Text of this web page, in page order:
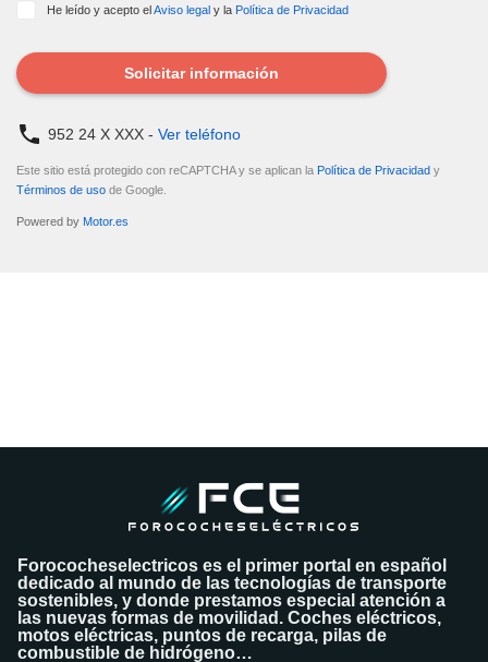
He leído y acepto elAviso legal y la Política de Privacidad
Solicitar información
952 24 X XXX - Ver teléfono
Este sitio está protegido con reCAPTCHA y se aplican la Política de Privacidad y
Términos de uso de Google.
Powered by Motor.es
Forococheselectricos es el primer portal en español
dedicado al mundo de las tecnologías de transporte
sostenibles, y donde prestamos especial atención a
las nuevas formas de movilidad. Coches eléctricos,
motos eléctricas, puntos de recarga, pilas de
combustible de hidrógeno…